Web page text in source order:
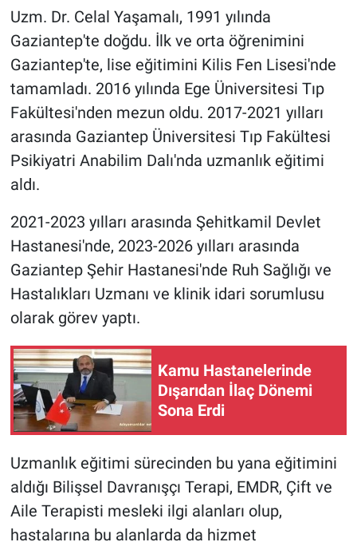
Uzm. Dr. Celal Yaşamalı, 1991 yılında
Gaziantep'te doğdu. İlk ve orta öğrenimini
Gaziantep'te, lise eğitimini Kilis Fen Lisesi'nde
tamamladı. 2016 yılında Ege Üniversitesi Tıp
Fakültesi'nden mezun oldu. 2017-2021 yılları
arasında Gaziantep Üniversitesi Tıp Fakültesi
Psikiyatri Anabilim Dalı'nda uzmanlık eğitimi
aldı.
2021-2023 yılları arasında Şehitkamil Devlet
Hastanesi'nde, 2023-2026 yılları arasında
Gaziantep Şehir Hastanesi'nde Ruh Sağlığı ve
Hastalıkları Uzmanı ve klinik idari sorumlusu
olarak görev yaptı.
Kamu Hastanelerinde
Dışarıdan İlaç Dönemi
Sona Erdi
Uzmanlık eğitimi sürecinden bu yana eğitimini
aldığı Bilişsel Davranışçı Terapi, EMDR, Çift ve
Aile Terapisti mesleki ilgi alanları olup,
hastalarına bu alanlarda da hizmet
BİLİM VE TEKNOLOJİ
Şambayat Haber